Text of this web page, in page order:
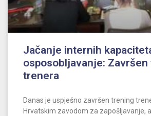
Jačanje internih
osposobljavanje:
trenera
Danas je uspješno završen trening
Hrvatskim zavodom za zapošljavanje,